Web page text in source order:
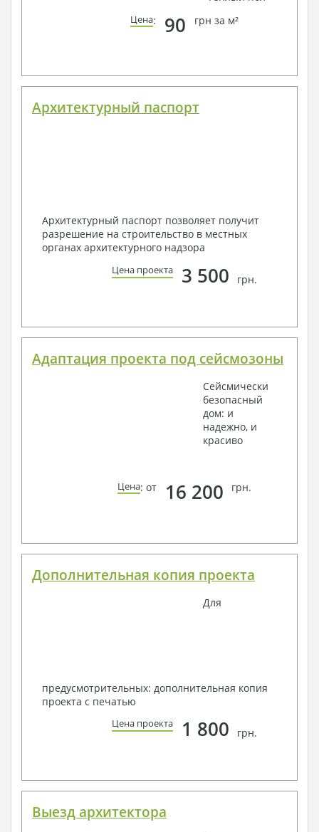
Цена: 90 грн за м²
Архитектурный паспорт
Архитектурный паспорт позволяет получит
разрешение на строительство в местных
органах архитектурного надзора
Цена проекта 3 500 грн.
Адаптация проекта под сейсмозоны
Сейсмически
безопасный
дом: и
надежно, и
красиво
Цена: от 16 200 грн.
Дополнительная копия проекта
Для
предусмотрительных: дополнительная копия
проекта с печатью
Цена проекта 1 800 грн.
Выезд архитектора